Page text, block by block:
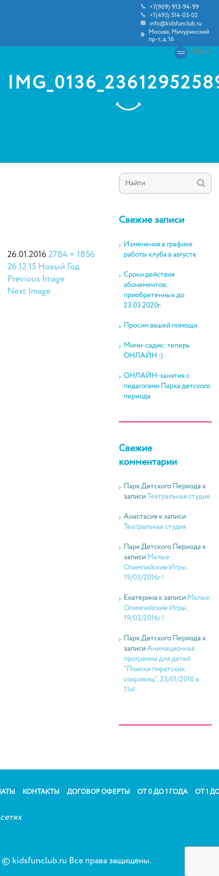
+7(909) 913-94-99
+7(495) 514-03-02
info@kidsfunclub.ru
Москва, Мичуринский
пр-т, д. 16
MENU
26.01.20162784 × 1856
26.12.15 Новый Год
Previous Image
Next Image
Свежие записи
Изменения в графике
работы клуба в августе
Сроки действия
абонементов,
приобретенных до
23.03.2020г.
Просим вашей помощи
Мими-садик: теперь
ОНЛАЙН :)
ОНЛАЙН-занятия с
педагогами Парка детского
периода
Свежие
комментарии
Парк Детского Периода к
записиТеатральная студия
Анастасияк записи
Театральная студия
Парк Детского Периода к
записиМалые
Олимпийские Игры,
19/03/2016г !
Екатерина к записиМалые
Олимпийские Игры,
19/03/2016г !
Парк Детского Периода к
записиАнимационная
программа для детей
“Поиски пиратских
сокровищ”, 23/01/2016 в
11ч!
КОНТАКТЫ ДОГОВОР ОФЕРТЫ ОТ 0 ДО 1 ГОДА ОТ 1
© kidsfunclub.ru Все права защищены.